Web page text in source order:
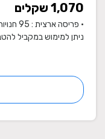
1,070 שקלים
•
ניתן למימוש במקביל